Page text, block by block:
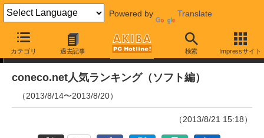
Powered by Translate
カテゴリ 過去記事 検索 Impressサイト
ランキング
coneco.net人気ランキング（ソフト編）
（2013/8/14〜2013/8/20）
（2013/8/21 15:18）